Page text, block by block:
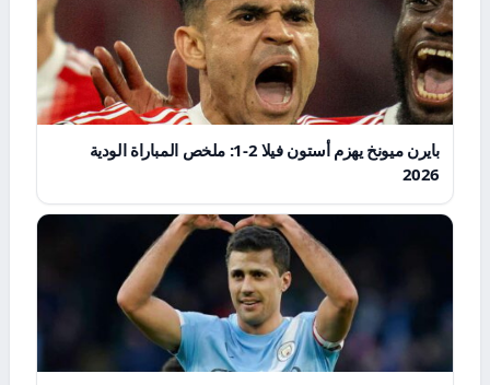
بايرن ميونخ يهزم أستون فيلا 2-1: ملخص المباراة الودية
2026